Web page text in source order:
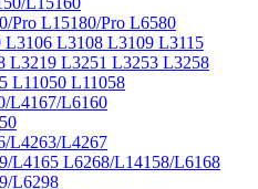
Pro L15180/Pro L6580
L3106 L3108 L3109 L3115
L3219 L3251 L3253 L3258
L11050 L11058
L4167/L6160
L4263/L4267
L4165 L6268/L14158/L6168
L6298